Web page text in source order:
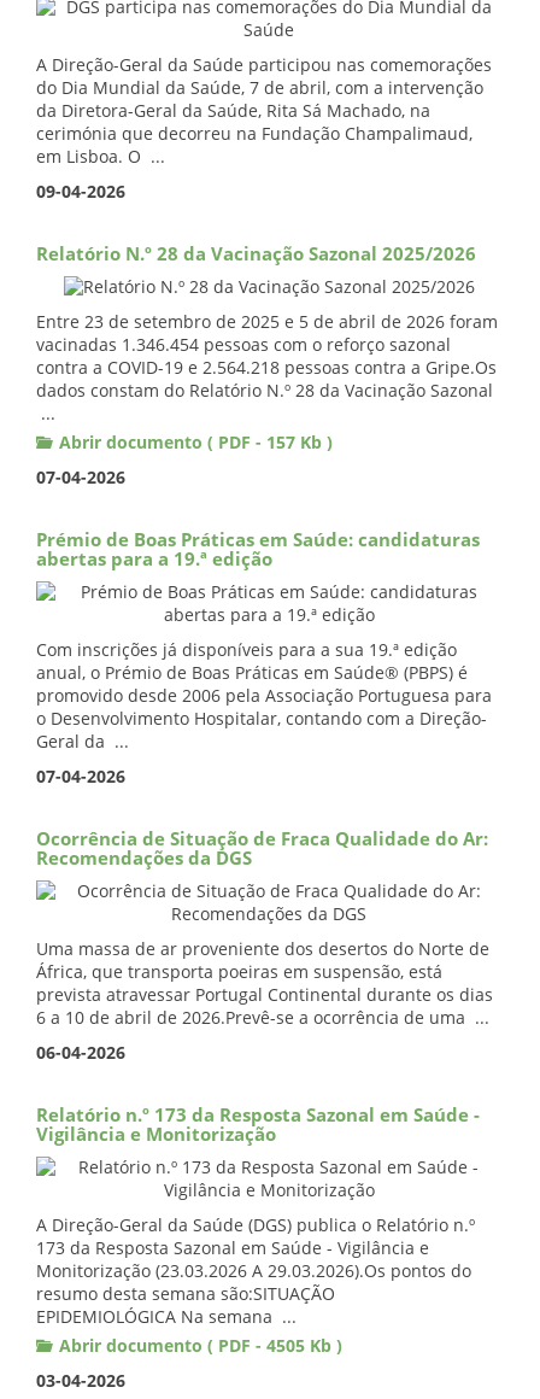
A Direção-Geral da Saúde participou nas comemorações
do Dia Mundial da Saúde, 7 de abril, com a intervenção
da Diretora-Geral da Saúde, Rita Sá Machado, na
cerimónia que decorreu na Fundação Champalimaud,
em Lisboa. O ...
09-04-2026
Relatório N.º 28 da Vacinação Sazonal 2025/2026
Entre 23 de setembro de 2025 e 5 de abril de 2026 foram
vacinadas 1.346.454 pessoas com o reforço sazonal
contra a COVID-19 e 2.564.218 pessoas contra a Gripe.Os
dados constam do Relatório N.º 28 da Vacinação Sazonal
...
Abrir documento ( PDF - 157 Kb )
07-04-2026
Prémio de Boas Práticas em Saúde: candidaturas
abertas para a 19.ª edição
Com inscrições já disponíveis para a sua 19.ª edição
anual, o Prémio de Boas Práticas em Saúde® (PBPS) é
promovido desde 2006 pela Associação Portuguesa para
o Desenvolvimento Hospitalar, contando com a Direção-
Geral da ...
07-04-2026
Ocorrência de Situação de Fraca Qualidade do Ar:
Recomendações da DGS
Uma massa de ar proveniente dos desertos do Norte de
África, que transporta poeiras em suspensão, está
prevista atravessar Portugal Continental durante os dias
6 a 10 de abril de 2026.Prevê-se a ocorrência de uma ...
06-04-2026
Relatório n.º 173 da Resposta Sazonal em Saúde -
Vigilância e Monitorização
A Direção-Geral da Saúde (DGS) publica o Relatório n.º
173 da Resposta Sazonal em Saúde - Vigilância e
Monitorização (23.03.2026 A 29.03.2026).Os pontos do
resumo desta semana são:SITUAÇÃO
EPIDEMIOLÓGICA Na semana ...
Abrir documento ( PDF - 4505 Kb )
03-04-2026